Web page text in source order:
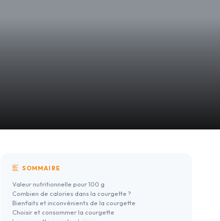
SOMMAIRE
Valeur nutritionnelle pour 100 g
Combien de calories dans la courgette ?
Bienfaits et inconvénients de la courgette
Choisir et consommer la courgette